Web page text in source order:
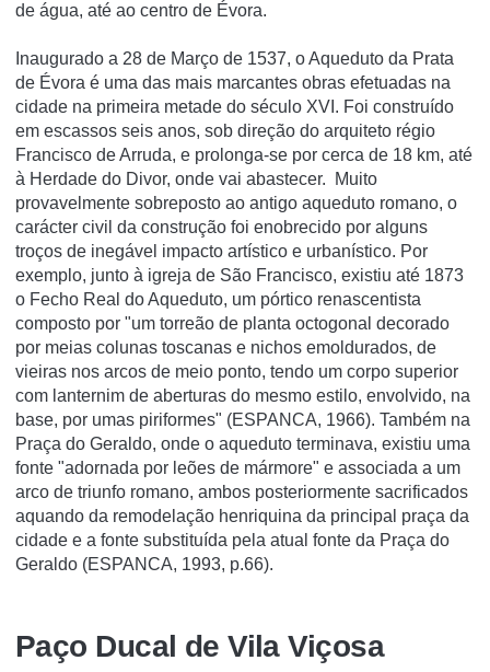
de água, até ao centro de Évora.
Inaugurado a 28 de Março de 1537, o Aqueduto da Prata
de Évora é uma das mais marcantes obras efetuadas na
cidade na primeira metade do século XVI. Foi construído
em escassos seis anos, sob direção do arquiteto régio
Francisco de Arruda, e prolonga-se por cerca de 18 km, até
à Herdade do Divor, onde vai abastecer. Muito
provavelmente sobreposto ao antigo aqueduto romano, o
carácter civil da construção foi enobrecido por alguns
troços de inegável impacto artístico e urbanístico. Por
exemplo, junto à igreja de São Francisco, existiu até 1873
o Fecho Real do Aqueduto, um pórtico renascentista
composto por "um torreão de planta octogonal decorado
por meias colunas toscanas e nichos emoldurados, de
vieiras nos arcos de meio ponto, tendo um corpo superior
com lanternim de aberturas do mesmo estilo, envolvido, na
base, por umas piriformes" (ESPANCA, 1966). Também na
Praça do Geraldo, onde o aqueduto terminava, existiu uma
fonte "adornada por leões de mármore" e associada a um
arco de triunfo romano, ambos posteriormente sacrificados
aquando da remodelação henriquina da principal praça da
cidade e a fonte substituída pela atual fonte da Praça do
Geraldo (ESPANCA, 1993, p.66).
Paço Ducal de Vila Viçosa